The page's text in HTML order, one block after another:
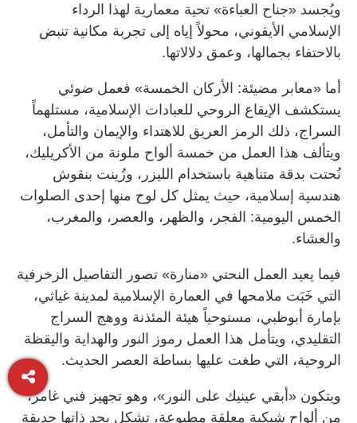
ويُجسد «جناح العباءة» تحية معمارية لهذا الرداء
الإسلامي الأيقوني، محولاً إياه إلى تجربة مكانية تنبض
بالاحتفاء بجمالها، وعمق دلالاتها.
أما «معابر مضيئة: الأركان الخمسة» فعمل ضوئي
يستكشف الإيقاع الروحي للعبادات الإسلامية، مستلهماً
السراج، ذلك الرمز العريق للاهتداء والإيمان والتأمل،
ويتألف هذا العمل من خمسة ألواح ملونة من الأكريليك،
نُحتت بدقة متناهية باستخدام الليزر، وزُينت بنقوش
هندسية إسلامية، حيث يمثل كل لوح منها إحدى الصلوات
الخمس اليومية: الفجر، والظهر، والعصر، والمغرب،
والعشاء.
فيما يعيد العمل النحتي «منارة» تصور التفاصيل الزخرفية
التي خَبَت ملامحها في العمارة الإسلامية لمدينة غياثي،
بإمارة أبوظبي، مستوحياً هيئة المئذنة ووهج السراج
التقليدي، ويتأمل هذا العمل رموز النور والهداية واليقظة
الروحية، التي طغت عليها بساطة العصر الحديث.
ويتكون «أبقي عينيك على النور»، وهو تجهيز فني غامر،
من ألواح شبكية معلقة مطبوعة، تشكل بحد ذاتها حديقة